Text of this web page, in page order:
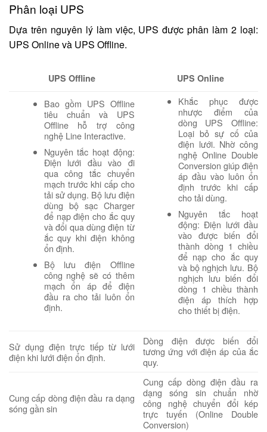
Phân loại UPS
Dựa trên nguyên lý làm việc, UPS được phân làm 2 loại:
UPS Online và UPS Offline.
UPS Offline UPS Online
Bao gồm UPS Offline
tiêu chuẩn và UPS
Offline hỗ trợ công
nghệ Line Interactive.
Nguyên tắc hoạt động:
Điện lưới đầu vào đi
qua công tắc chuyển
mạch trước khi cấp cho
tải sử dụng. Bộ lưu điện
dùng bộ sạc Charger
để nạp điện cho ắc quy
và đổi qua dùng điện từ
ắc quy khi điện không
ổn định.
Bộ lưu điện Offline
công nghệ sẽ có thêm
mạch ổn áp để điện
đầu ra cho tải luôn ổn
định.
Khắc phục được
nhược điểm của
dòng UPS Offline:
Loại bỏ sự cố của
điện lưới. Nhờ công
nghệ Online Double
Conversion giúp điện
áp đầu vào luôn ổn
định trước khi cấp
cho tải dùng.
Nguyên tắc hoạt
động: Điện lưới đầu
vào được biến đổi
thành dòng 1 chiều
để nạp cho ắc quy
và bộ nghịch lưu. Bộ
nghịch lưu biến đổi
dòng 1 chiều thành
điện áp thích hợp
cho thiết bị điện.
Sử dụng điện trực tiếp từ lưới
điện khi lưới điện ổn định.
Dòng điện được biến đổi
tương ứng với điện áp của ắc
quy.
Cung cấp dòng điện đầu ra dạng
sóng gần sin
Cung cấp dòng điện đầu ra
dạng sóng sin chuẩn nhờ
công nghệ chuyển đổi kép
trực tuyến (Online Double
Conversion)